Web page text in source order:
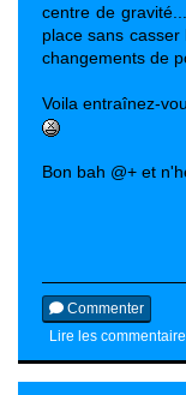
centre de
place sans
changements de
Voila entraînez-
Bon bah @+ et
Commenter
Lire les